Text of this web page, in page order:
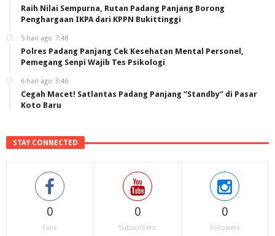
Raih Nilai Sempurna, Rutan Padang Panjang Borong
Penghargaan IKPA dari KPPN Bukittinggi
5 hari ago 7:48
Polres Padang Panjang Cek Kesehatan Mental Personel,
Pemegang Senpi Wajib Tes Psikologi
6 hari ago 3:46
Cegah Macet! Satlantas Padang Panjang “Standby” di Pasar
Koto Baru
STAY CONNECTED
0
Fans
0
Subscribers
0
Followers